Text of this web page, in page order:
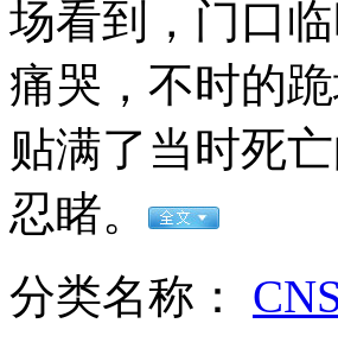
近两成美国人曾“没钱买粮”
俄罗斯正式成为世贸组织成员
场看到，门口
痛哭，不时的
贴满了当时死
忍睹。
分类名称：